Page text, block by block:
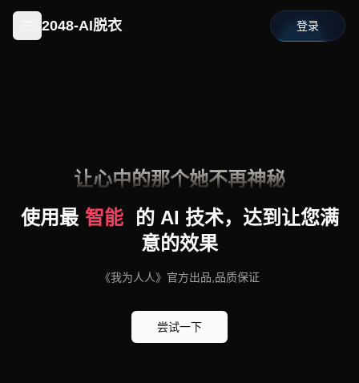
2048-AI脱衣 登录
让心中的那个她不再神秘
使用最 智能
的 AI 技术，达到让您满
意的效果
《我为人人》官方出品,品质保证
尝试一下